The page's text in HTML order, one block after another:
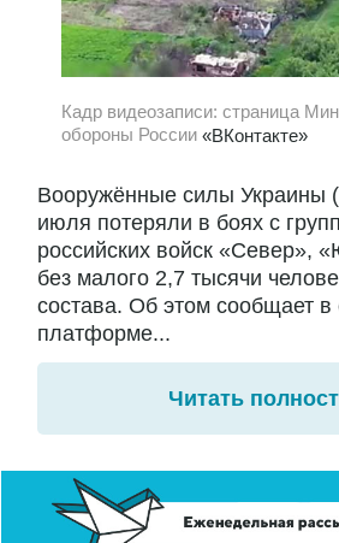
Кадр видеозаписи: страница
обороны России «ВКонтакте»
Вооружённые силы Украины
июля потеряли в боях с
российских войск «Север»,
без малого 2,7 тысячи
состава. Об этом сообщает в
платформе...
Читать